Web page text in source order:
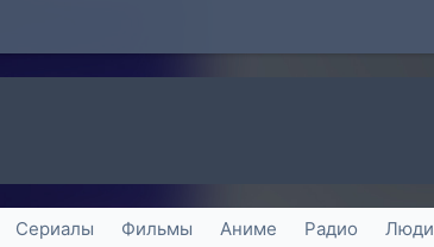
Сериалы Фильмы Аниме Радио Люди